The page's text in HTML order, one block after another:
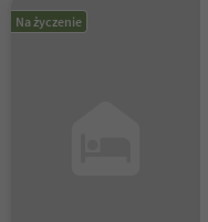
Na życzenie